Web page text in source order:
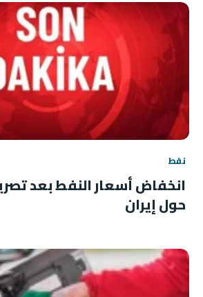
نفط
انخفاض أسعار النفط بعد
حول إيران